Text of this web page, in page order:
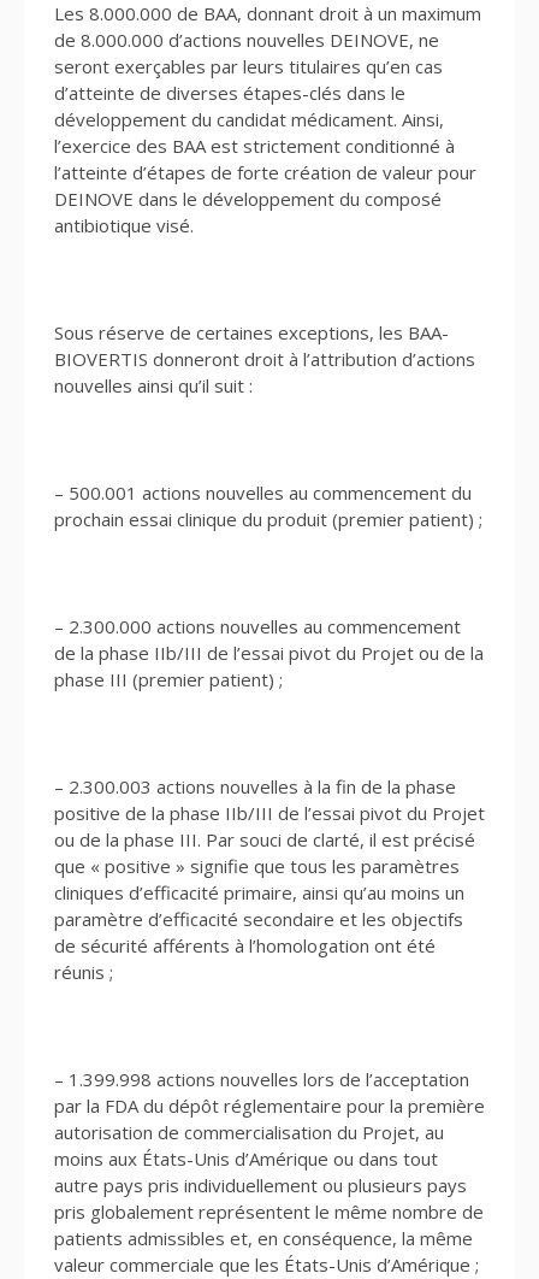
Les 8.000.000 de BAA, donnant droit à un maximum
de 8.000.000 d’actions nouvelles DEINOVE, ne
seront exerçables par leurs titulaires qu’en cas
d’atteinte de diverses étapes-clés dans le
développement du candidat médicament. Ainsi,
l’exercice des BAA est strictement conditionné à
l’atteinte d’étapes de forte création de valeur pour
DEINOVE dans le développement du composé
antibiotique visé.
Sous réserve de certaines exceptions, les BAA-
BIOVERTIS donneront droit à l’attribution d’actions
nouvelles ainsi qu’il suit :
– 500.001 actions nouvelles au commencement du
prochain essai clinique du produit (premier patient) ;
– 2.300.000 actions nouvelles au commencement
de la phase IIb/III de l’essai pivot du Projet ou de la
phase III (premier patient) ;
– 2.300.003 actions nouvelles à la fin de la phase
positive de la phase IIb/III de l’essai pivot du Projet
ou de la phase III. Par souci de clarté, il est précisé
que « positive » signifie que tous les paramètres
cliniques d’efficacité primaire, ainsi qu’au moins un
paramètre d’efficacité secondaire et les objectifs
de sécurité afférents à l’homologation ont été
réunis ;
– 1.399.998 actions nouvelles lors de l’acceptation
par la FDA du dépôt réglementaire pour la première
autorisation de commercialisation du Projet, au
moins aux États-Unis d’Amérique ou dans tout
autre pays pris individuellement ou plusieurs pays
pris globalement représentent le même nombre de
patients admissibles et, en conséquence, la même
valeur commerciale que les États-Unis d’Amérique ;